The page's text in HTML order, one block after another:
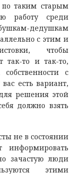
таким старым
работу среди
дедушкам
с этим и
чтобы
то и так-то,
с
есть вариант,
решения этой
должно взять
не в состоянии
зачастую люди
этими